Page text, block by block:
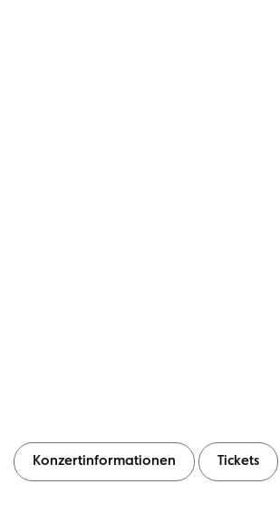
Konzertinformationen Tickets